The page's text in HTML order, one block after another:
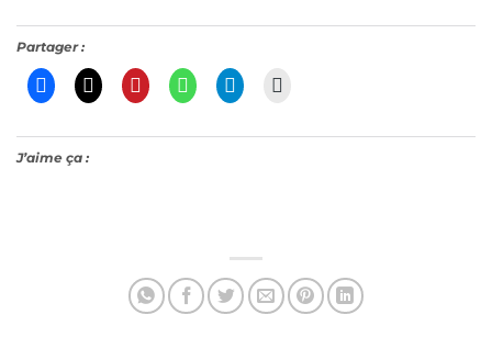
Partager :
J’aime ça :